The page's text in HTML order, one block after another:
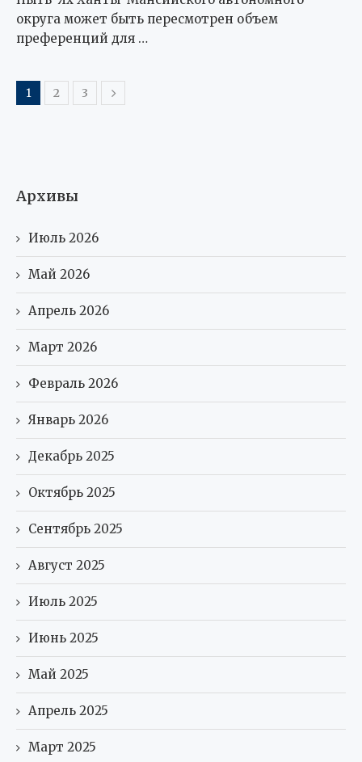
округа может быть пересмотрен объем
преференций для …
1 2 3
Архивы
Июль 2026
Май 2026
Апрель 2026
Март 2026
Февраль 2026
Январь 2026
Декабрь 2025
Октябрь 2025
Сентябрь 2025
Август 2025
Июль 2025
Июнь 2025
Май 2025
Апрель 2025
Март 2025